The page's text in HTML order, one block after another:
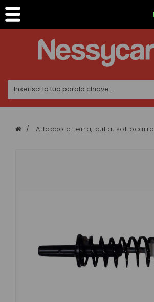
Attacco a terra, culla, sottocarro
Pannello di gestione dei cookies